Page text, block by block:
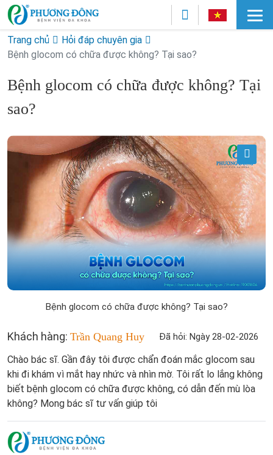
Trang chủ
Hỏi đáp chuyên gia
Bệnh glocom có chữa được không? Tại sao?
Bệnh glocom có chữa được không? Tại
sao?
Bệnh glocom có chữa được không? Tại sao?
Khách hàng: Trần Quang Huy Đã hỏi: Ngày 28-02-2026
Chào bác sĩ. Gần đây tôi được chẩn đoán mắc glocom sau
khi đi khám vì mắt hay nhức và nhìn mờ. Tôi rất lo lắng không
biết bệnh glocom có chữa được không, có dẫn đến mù lòa
không? Mong bác sĩ tư vấn giúp tôi